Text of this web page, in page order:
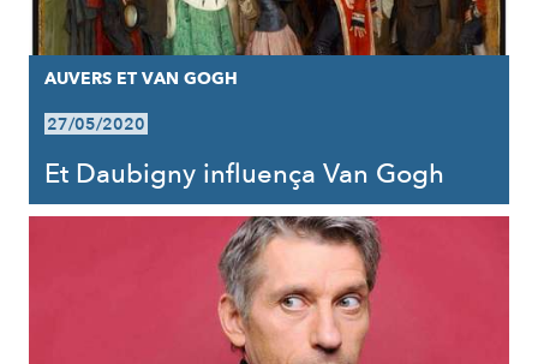
AUVERS ET VAN GOGH
27/05/2020
Et Daubigny influença Van Gogh